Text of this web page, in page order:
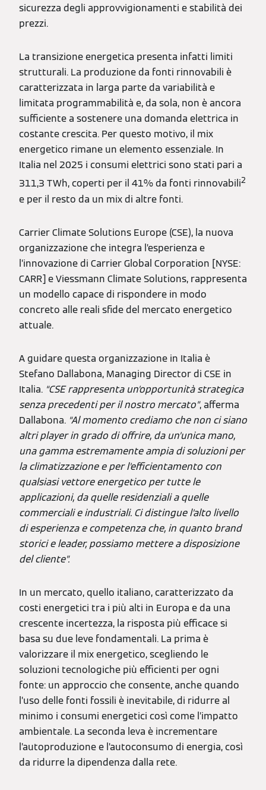
sicurezza degli approvvigionamenti e stabilità dei
prezzi.
La transizione energetica presenta infatti limiti
strutturali. La produzione da fonti rinnovabili è
caratterizzata in larga parte da variabilità e
limitata programmabilità e, da sola, non è ancora
sufficiente a sostenere una domanda elettrica in
costante crescita. Per questo motivo, il mix
energetico rimane un elemento essenziale. In
Italia nel 2025 i consumi elettrici sono stati pari a
311,3 TWh, coperti per il 41% da fonti rinnovabili2
e per il resto da un mix di altre fonti.
Carrier Climate Solutions Europe (CSE), la nuova
organizzazione che integra l’esperienza e
l’innovazione di Carrier Global Corporation [NYSE:
CARR] e Viessmann Climate Solutions, rappresenta
un modello capace di rispondere in modo
concreto alle reali sfide del mercato energetico
attuale.
A guidare questa organizzazione in Italia è
Stefano Dallabona, Managing Director di CSE in
Italia. “CSE rappresenta un’opportunità strategica
senza precedenti per il nostro mercato”, afferma
Dallabona. “Al momento crediamo che non ci siano
altri player in grado di offrire, da un’unica mano,
una gamma estremamente ampia di soluzioni per
la climatizzazione e per l’efficientamento con
qualsiasi vettore energetico per tutte le
applicazioni, da quelle residenziali a quelle
commerciali e industriali. Ci distingue l’alto livello
di esperienza e competenza che, in quanto brand
storici e leader, possiamo mettere a disposizione
del cliente”.
In un mercato, quello italiano, caratterizzato da
costi energetici tra i più alti in Europa e da una
crescente incertezza, la risposta più efficace si
basa su due leve fondamentali. La prima è
valorizzare il mix energetico, scegliendo le
soluzioni tecnologiche più efficienti per ogni
fonte: un approccio che consente, anche quando
l’uso delle fonti fossili è inevitabile, di ridurre al
minimo i consumi energetici così come l’impatto
ambientale. La seconda leva è incrementare
l’autoproduzione e l’autoconsumo di energia, così
da ridurre la dipendenza dalla rete.